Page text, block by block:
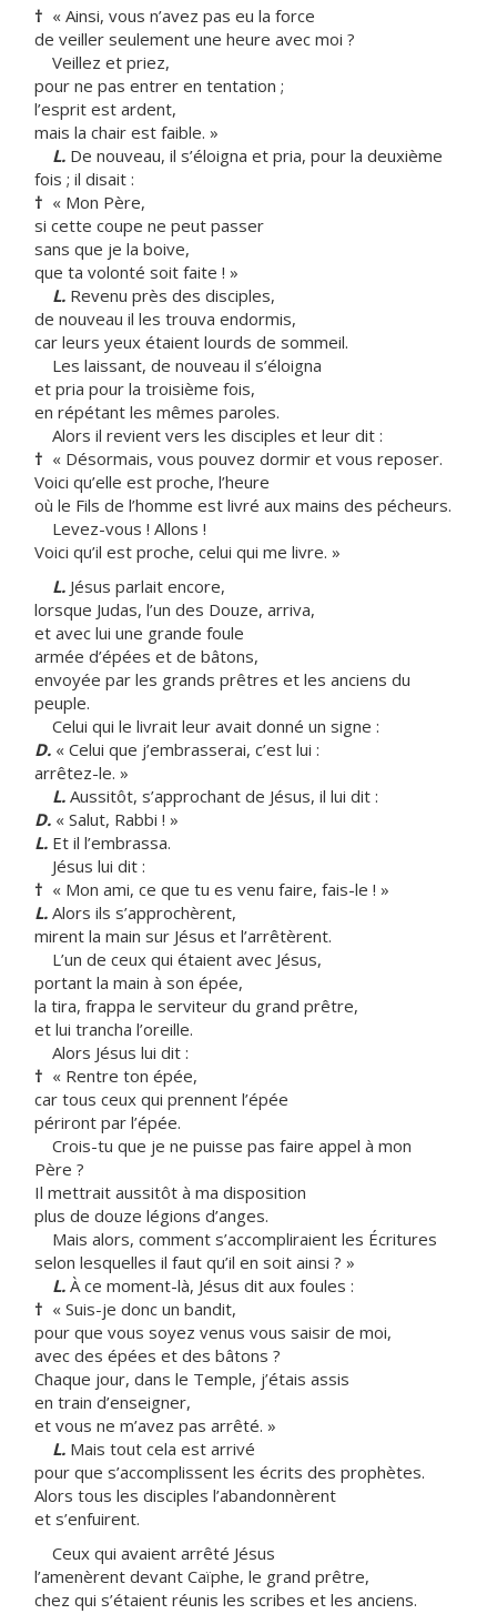
† « Ainsi, vous n’avez pas eu la force
de veiller seulement une heure avec moi ?
Veillez et priez,
pour ne pas entrer en tentation ;
l’esprit est ardent,
mais la chair est faible. »
L. De nouveau, il s’éloigna et pria, pour la deuxième
fois ; il disait :
† « Mon Père,
si cette coupe ne peut passer
sans que je la boive,
que ta volonté soit faite ! »
L. Revenu près des disciples,
de nouveau il les trouva endormis,
car leurs yeux étaient lourds de sommeil.
Les laissant, de nouveau il s’éloigna
et pria pour la troisième fois,
en répétant les mêmes paroles.
Alors il revient vers les disciples et leur dit :
† « Désormais, vous pouvez dormir et vous reposer.
Voici qu’elle est proche, l’heure
où le Fils de l’homme est livré aux mains des pécheurs.
Levez-vous ! Allons !
Voici qu’il est proche, celui qui me livre. »
L. Jésus parlait encore,
lorsque Judas, l’un des Douze, arriva,
et avec lui une grande foule
armée d’épées et de bâtons,
envoyée par les grands prêtres et les anciens du
peuple.
Celui qui le livrait leur avait donné un signe :
D. « Celui que j’embrasserai, c’est lui :
arrêtez-le. »
L. Aussitôt, s’approchant de Jésus, il lui dit :
D. « Salut, Rabbi ! »
L. Et il l’embrassa.
Jésus lui dit :
† « Mon ami, ce que tu es venu faire, fais-le ! »
L. Alors ils s’approchèrent,
mirent la main sur Jésus et l’arrêtèrent.
L’un de ceux qui étaient avec Jésus,
portant la main à son épée,
la tira, frappa le serviteur du grand prêtre,
et lui trancha l’oreille.
Alors Jésus lui dit :
† « Rentre ton épée,
car tous ceux qui prennent l’épée
périront par l’épée.
Crois-tu que je ne puisse pas faire appel à mon
Père ?
Il mettrait aussitôt à ma disposition
plus de douze légions d’anges.
Mais alors, comment s’accompliraient les Écritures
selon lesquelles il faut qu’il en soit ainsi ? »
L. À ce moment-là, Jésus dit aux foules :
† « Suis-je donc un bandit,
pour que vous soyez venus vous saisir de moi,
avec des épées et des bâtons ?
Chaque jour, dans le Temple, j’étais assis
en train d’enseigner,
et vous ne m’avez pas arrêté. »
L. Mais tout cela est arrivé
pour que s’accomplissent les écrits des prophètes.
Alors tous les disciples l’abandonnèrent
et s’enfuirent.
Ceux qui avaient arrêté Jésus
l’amenèrent devant Caïphe, le grand prêtre,
chez qui s’étaient réunis les scribes et les anciens.